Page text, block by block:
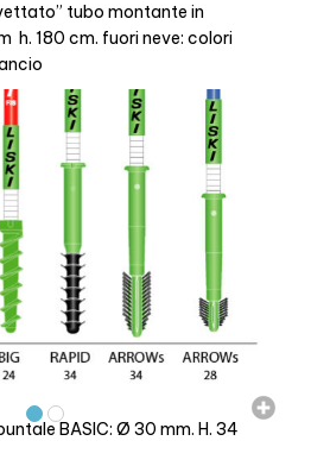
tubo montante in
h. 180 cm. fuori neve: colori
BASIC: Ø 30 mm. H. 34